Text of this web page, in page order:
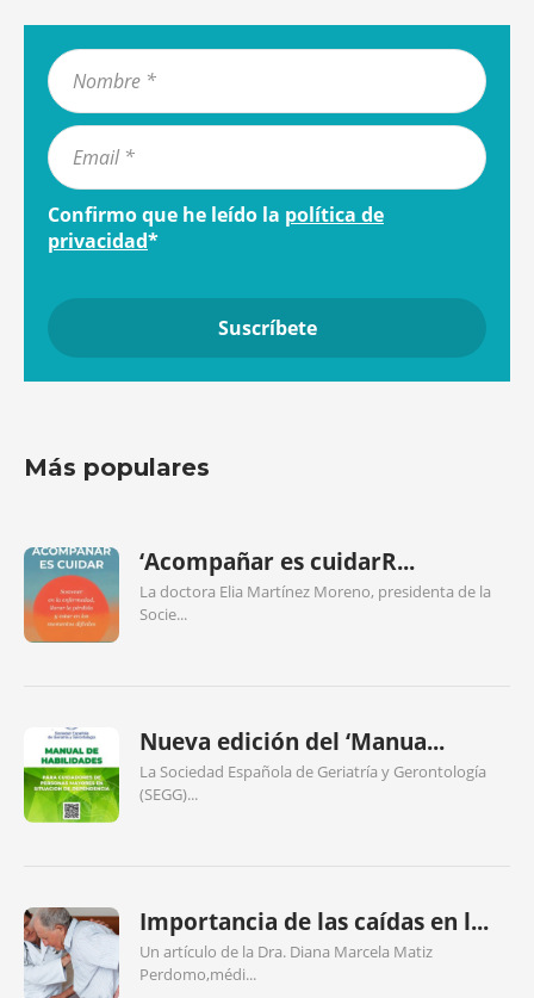
Confirmo que he leído la política de
privacidad*
Más populares
‘Acompañar es cuidarR...
La doctora Elia Martínez Moreno, presidenta de la
Socie...
Nueva edición del ‘Manua...
La Sociedad Española de Geriatría y Gerontología
(SEGG)...
Importancia de las caídas en l...
Un artículo de la Dra. Diana Marcela Matiz
Perdomo,médi...